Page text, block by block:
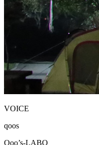
VOICE
qoos
Qoo’s-LABO